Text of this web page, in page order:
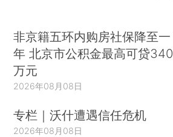
非京籍五环内购房社保降至一
年 北京市公积金最高可贷340
万元
2026年08月08日
专栏｜沃什遭遇信任危机
2026年08月08日